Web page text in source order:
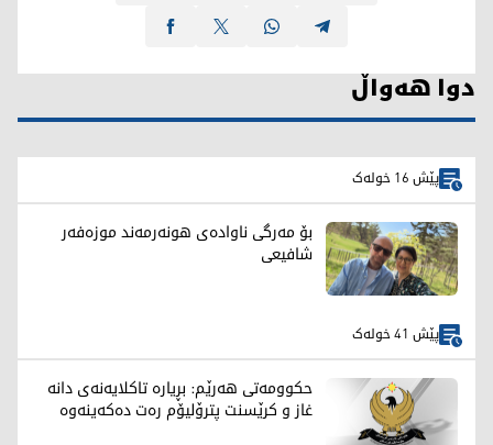
دوا هەواڵ
پێش 16 خولەک
بۆ مەرگی ناوادەی هونەرمەند موزەفەر
شافیعی
پێش 41 خولەک
حکوومەتی هەرێم: بڕیارە تاکلایەنەی دانە
غاز و کرێسنت پترۆلیۆم رەت دەکەینەوە